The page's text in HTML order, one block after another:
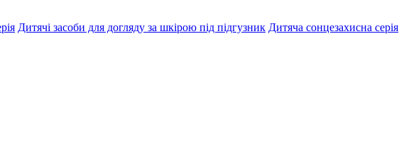
Дитячі засоби для догляду за шкірою під підгузник Дитяча сонцезахисна серія